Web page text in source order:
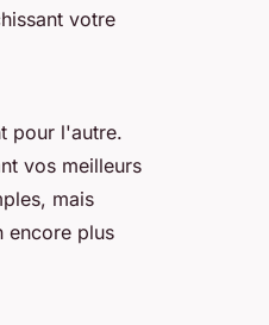
votre
pour l'autre.
vos meilleurs
mais
encore plus